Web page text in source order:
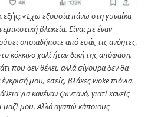
εξής:«Έχω εξουσία πάνω στη γυναίκα
βλακεία. Είναι με έναν
οποιαδήποτε από εσάς τις ανόητες,
κόκκινο χαλί ήταν δική της απόφαση.
που δεν θέλει, αλλά σίγουρα δεν θα
μου, εσείς, βλάκες woke πιόνια.
για κανέναν ζωντανό, γιατί κανείς
μαζί μου. Αλλά αγαπώ κάποιους